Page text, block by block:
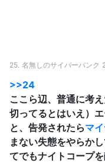
25. 名無しのサイバーパンク
>>24
ここら辺、普通に考
切ってるとはいえ）
と、告発されたらマ
まない失態をやらか
てでもナイトコープ